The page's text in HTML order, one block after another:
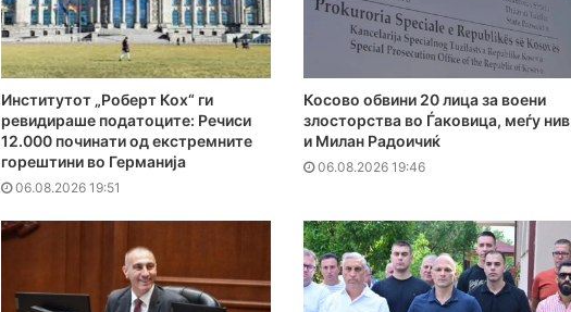
Институтот „Роберт Кох“ ги
ревидираше податоците: Речиси
12.000 починати од екстремните
горештини во Германија
06.08.2026 19:51
Косово обвини 20 лица за воени
злосторства во Ѓаковица, меѓу нив
и Милан Радоичиќ
06.08.2026 19:46